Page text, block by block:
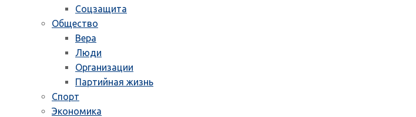
Соцзащита
Общество
Вера
Люди
Организации
Партийная жизнь
Спорт
Экономика